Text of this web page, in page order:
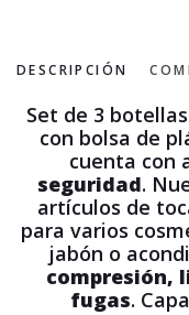
DESCRIPCIÓN
Set de 3
con bolsa de
cuenta con
seguridad.
artículos de
para varios
jabón o
compresión,
fugas.